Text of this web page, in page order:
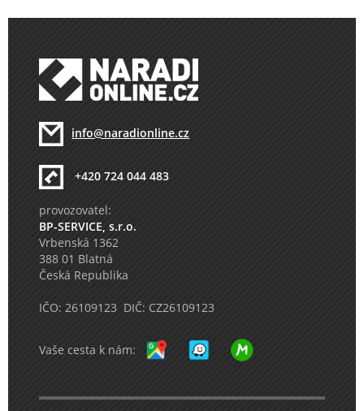
info@naradionline.cz
+420 724 044 483
provozovatel:
BP-SERVICE, s.r.o.
Vrbenská 1362
388 01 Blatná
Česká Republika
IČO: 26109123 DIČ: CZ26109123
Vaše cesta k nám: